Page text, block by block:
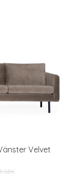
Velvet
SEK